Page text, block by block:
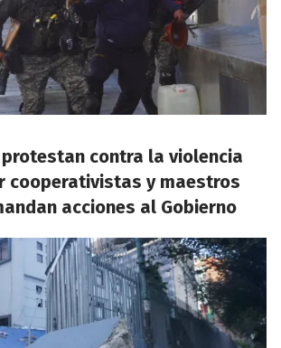
contra la violencia
cooperativistas y maestros
acciones al Gobierno